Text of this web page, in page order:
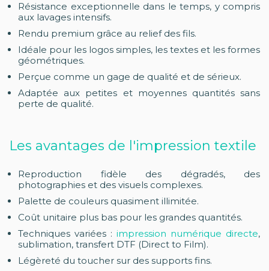
Résistance exceptionnelle dans le temps, y compris
aux lavages intensifs.
Rendu premium grâce au relief des fils.
Idéale pour les logos simples, les textes et les formes
géométriques.
Perçue comme un gage de qualité et de sérieux.
Adaptée aux petites et moyennes quantités sans
perte de qualité.
Les avantages de l'impression textile
Reproduction fidèle des dégradés, des
photographies et des visuels complexes.
Palette de couleurs quasiment illimitée.
Coût unitaire plus bas pour les grandes quantités.
Techniques variées : impression numérique directe,
sublimation, transfert DTF (Direct to Film).
Légèreté du toucher sur des supports fins.